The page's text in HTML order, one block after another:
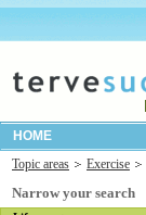
HOME
Topic areas
Exercise
Narrow your search